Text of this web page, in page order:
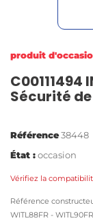
produit
C00111494
Sécurité
Référence38448
État :occasion
Vérifiez la
Référence
WITL88FR -